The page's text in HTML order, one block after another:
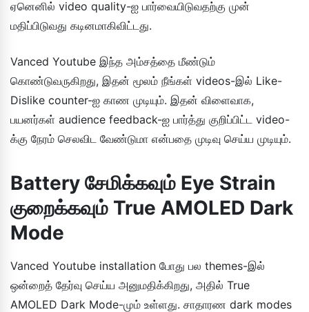
ஏனெனில் video quality-ஐ பார்வையிடுவதற்கு முன்
மதிப்பிடுவது கடினமாகிவிட்டது.
Vanced Youtube இந்த அம்சத்தை மீண்டும்
கொண்டுவருகிறது, இதன் மூலம் நீங்கள் videos-இல் Like-
Dislike counter-ஐ காண முடியும். இதன் விளைவாக,
பயனர்கள் audience feedback-ஐ பார்த்து குறிப்பிட்ட video-
க்கு நேரம் செலவிட வேண்டுமா என்பதை முடிவு செய்ய முடியும்.
Battery சேமிக்கவும் Eye Strain
குறைக்கவும் True AMOLED Dark
Mode
Vanced Youtube installation போது பல themes-இல்
ஒன்றைத் தேர்வு செய்ய அனுமதிக்கிறது, அதில் True
AMOLED Dark Mode-மும் உள்ளது. சாதாரண dark modes